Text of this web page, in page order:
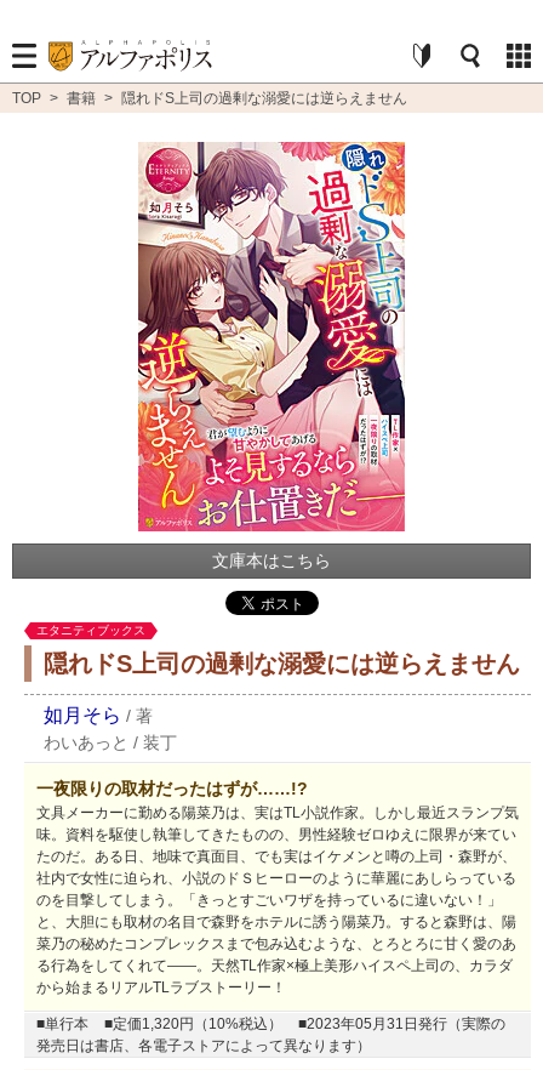
TOP > 書籍 > 隠れドS上司の過剰な溺愛には逆らえません
文庫本はこちら
エタニティブックス
隠れドS上司の過剰な溺愛には逆らえません
如月そら / 著
わいあっと / 装丁
一夜限りの取材だったはずが……!?
文具メーカーに勤める陽菜乃は、実はTL小説作家。しかし最近スランプ気
味。資料を駆使し執筆してきたものの、男性経験ゼロゆえに限界が来てい
たのだ。ある日、地味で真面目、でも実はイケメンと噂の上司・森野が、
社内で女性に迫られ、小説のドＳヒーローのように華麗にあしらっている
のを目撃してしまう。「きっとすごいワザを持っているに違いない！」
と、大胆にも取材の名目で森野をホテルに誘う陽菜乃。すると森野は、陽
菜乃の秘めたコンプレックスまで包み込むような、とろとろに甘く愛のあ
る行為をしてくれて――。天然TL作家×極上美形ハイスペ上司の、カラダ
から始まるリアルTLラブストーリー！
■単行本 ■定価1,320円（10%税込）
■2023年05月31日発行（実際の
発売日は書店、各電子ストアによって異なります）